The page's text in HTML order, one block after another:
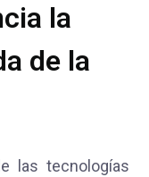
la
de la
las tecnologías